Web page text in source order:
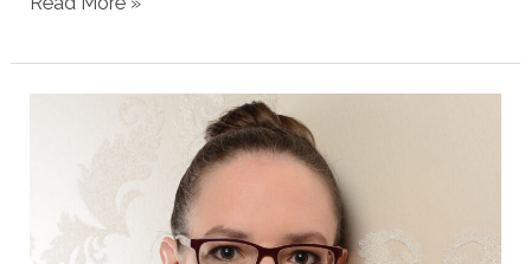
Monats
November